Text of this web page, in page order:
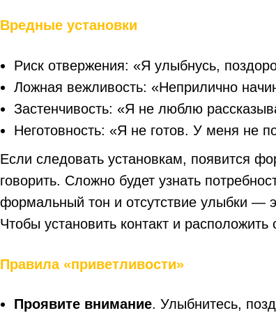
Вредные установки
Риск отвержения: «Я улыбнусь,
Ложная вежливость: «Неприлично
Застенчивость: «Я не люблю
Неготовность: «Я не готов. У меня не
Если следовать установкам, появится
говорить. Сложно будет узнать
формальный тон и отсутствие улыбки —
Чтобы установить контакт и
Правила «приветливости»
Проявите внимание. Улыбнитесь,